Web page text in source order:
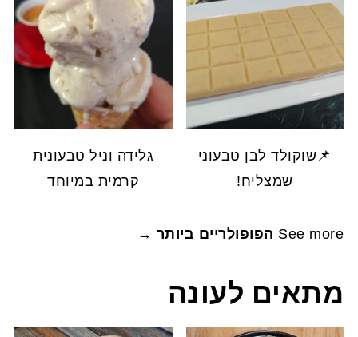
📌שוקולד לבן טבעוני
שמצליח!
גלידה וניל טבעונית
קרמית במיוחד
See more הפופולריים ביותר →
מתאים לעונה